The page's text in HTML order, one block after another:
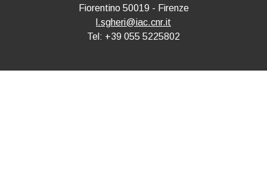
Fiorentino 50019 - Firenze
l.sgheri@iac.cnr.it
Tel: +39 055 5225802